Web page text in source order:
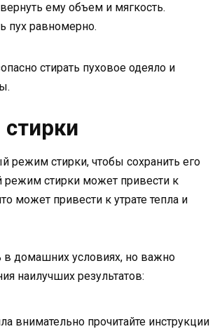
ему объем и мягкость.
пух равномерно.
стирать пуховое одеяло и
режим стирки, чтобы сохранить его
стирки может привести к
может привести к утрате тепла и
в домашних условиях, но важно
наилучших результатов:
внимательно прочитайте инструкции